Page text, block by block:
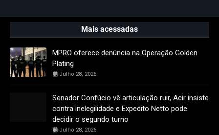
Mais acessadas
MPRO oferece denúncia na Operação Golden
Plating
Julho 28, 2026
Senador Confúcio vê articulação ruir, Acir insiste
contra inelegilidade e Expedito Netto pode
decidir o segundo turno
Julho 28, 2026